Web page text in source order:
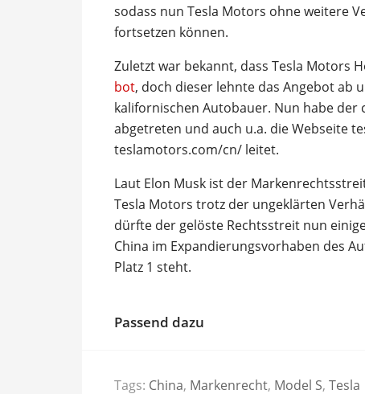
sodass nun Tesla Motors ohne weitere
fortsetzen können.
Zuletzt war bekannt, dass Tesla Motors
bot, doch dieser lehnte das Angebot ab
kalifornischen Autobauer. Nun habe der
abgetreten und auch u.a. die Webseite
teslamotors.com/cn/ leitet.
Laut Elon Musk ist der
Tesla Motors trotz der ungeklärten
dürfte der gelöste Rechtsstreit nun
China im Expandierungsvorhaben des
Platz 1 steht.
Passend dazu
Tags: China, Markenrecht, Model S, Tesla